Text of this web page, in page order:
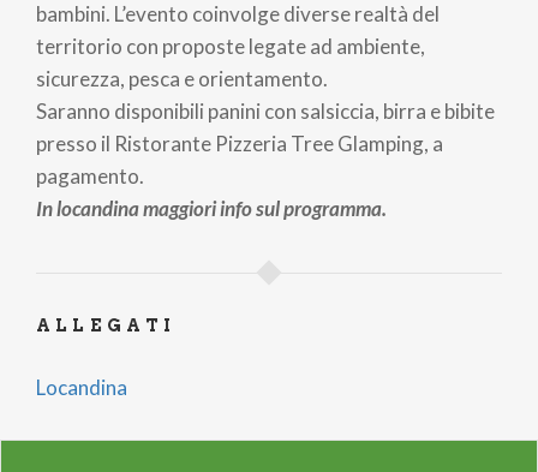
bambini. L’evento coinvolge diverse realtà del
territorio con proposte legate ad ambiente,
sicurezza, pesca e orientamento.
Saranno disponibili panini con salsiccia, birra e bibite
presso il Ristorante Pizzeria Tree Glamping, a
pagamento.
In locandina maggiori info sul programma.
ALLEGATI
Locandina